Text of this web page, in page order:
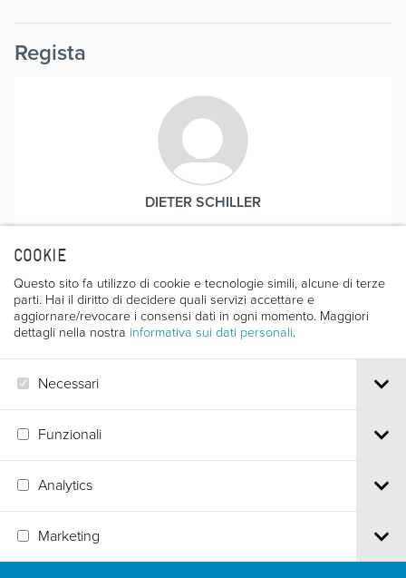
COOKIE
Questo sito fa utilizzo di cookie e tecnologie simili, alcune di terze
parti. Hai il diritto di decidere quali servizi accettare e
aggiornare/revocare i consensi dati in ogni momento. Maggiori
dettagli nella nostra informativa sui dati personali.
Necessari
Funzionali
Analytics
Marketing
Regista
DIETER SCHILLER
Premi
Tel.+39 0461 986120